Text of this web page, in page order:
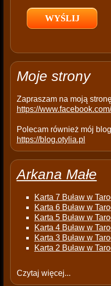
e
p
y
Moje strony
Zapraszam na moją
https://
Polecam również mój
https://blog.otylia.pl
Arkana Małe
Karta 7 Buław w
Karta 6 Buław w
Karta 5 Buław w
Karta 4 Buław w
Karta 3 Buław w
Karta 2 Buław w
Czytaj więcej...